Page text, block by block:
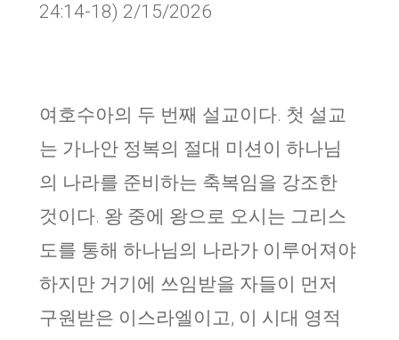
24:14-18) 2/15/2026
여호수아의 두 번째 설교이다. 첫 설교
는 가나안 정복의 절대 미션이 하나님
의 나라를 준비하는 축복임을 강조한
것이다. 왕 중에 왕으로 오시는 그리스
도를 통해 하나님의 나라가 이루어져야
하지만 거기에 쓰임받을 자들이 먼저
구원받은 이스라엘이고, 이 시대 영적